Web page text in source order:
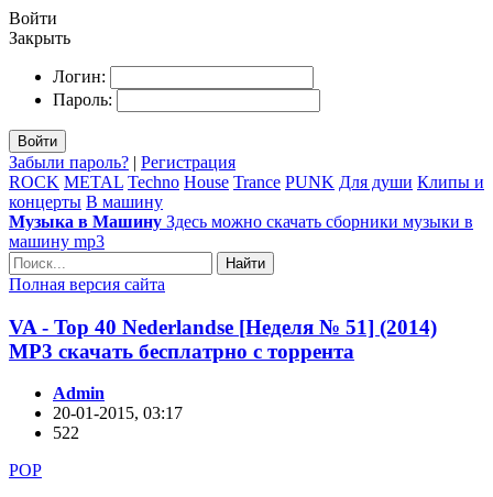
Войти
Закрыть
Логин:
Пароль:
Войти
Забыли пароль? | Регистрация
ROCK METAL Techno House Trance PUNK Для души Клипы и
концерты В машину
Музыка в Машину Здесь можно скачать сборники музыки в
машину mp3
Найти
Полная версия сайта
VA - Top 40 Nederlandse [Неделя № 51] (2014)
MP3 скачать бесплатрно с торрента
Admin
20-01-2015, 03:17
522
POP